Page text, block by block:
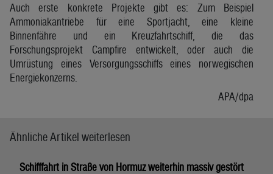
Auch erste konkrete Projekte gibt es: Zum Beispiel
Ammoniakantriebe für eine Sportjacht, eine kleine
Binnenfähre und ein Kreuzfahrtschiff, die das
Forschungsprojekt Campfire entwickelt, oder auch die
Umrüstung eines Versorgungsschiffs eines norwegischen
Energiekonzerns.
APA/dpa
Ähnliche Artikel weiterlesen
Schifffahrt in Straße von Hormuz weiterhin massiv gestört